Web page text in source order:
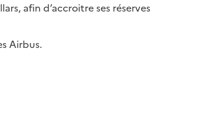
afin d’accroitre ses réserves
Airbus.